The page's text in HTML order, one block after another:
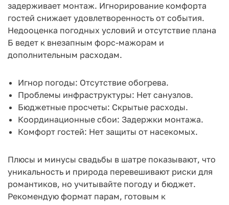
задерживает монтаж. Игнорирование комфорта
гостей снижает удовлетворенность от события.
Недооценка погодных условий и отсутствие плана
Б ведет к внезапным форс-мажорам и
дополнительным расходам.
Игнор погоды: Отсутствие обогрева.
Проблемы инфраструктуры: Нет санузлов.
Бюджетные просчеты: Скрытые расходы.
Координационные сбои: Задержки монтажа.
Комфорт гостей: Нет защиты от насекомых.
Плюсы и минусы свадьбы в шатре показывают, что
уникальность и природа перевешивают риски для
романтиков, но учитывайте погоду и бюджет.
Рекомендую формат парам, готовым к